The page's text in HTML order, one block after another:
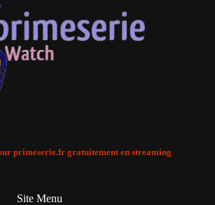
primeserie.fr gratuitement en streaming
Site Menu